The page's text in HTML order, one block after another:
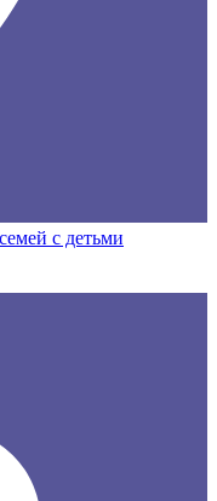
с детьми